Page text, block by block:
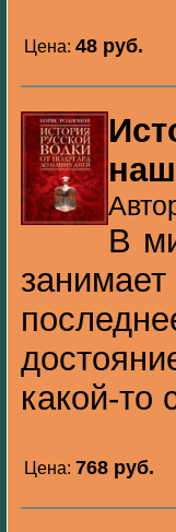
Цена: 48 pуб.
В
какой-то
Цена: 768 pуб.